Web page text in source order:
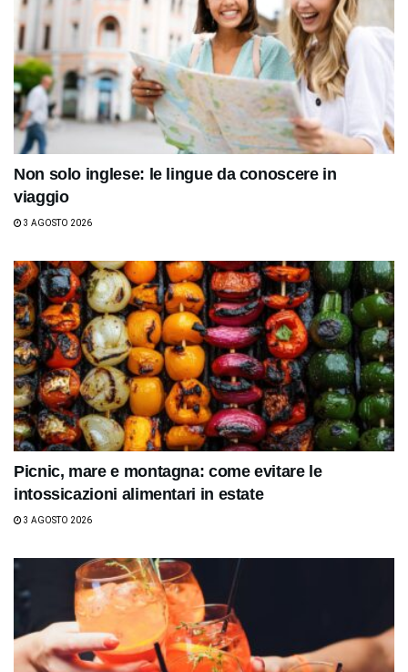
Non solo inglese: le lingue da conoscere in
viaggio
3 AGOSTO 2026
Picnic, mare e montagna: come evitare le
intossicazioni alimentari in estate
3 AGOSTO 2026